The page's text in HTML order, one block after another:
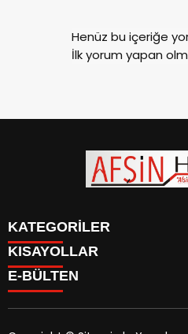
Henüz bu içeriğe
İlk yorum yapan
KATEGORİLER
SİYASET
EĞİTİM
KISAYOLLAR
SİYASET
EĞİTİM
E-BÜLTEN